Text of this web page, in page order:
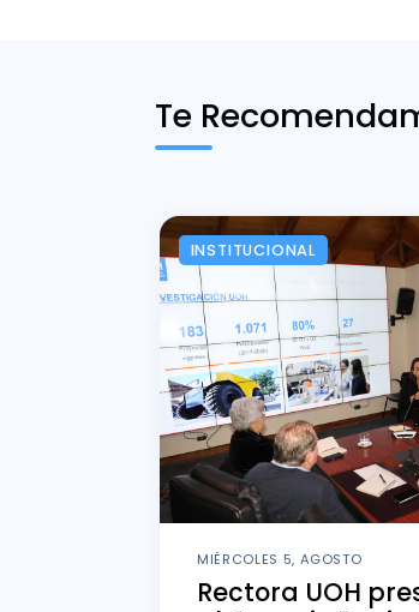
Te
INSTITUCIONAL
MIÉRCOLES 5, AGOSTO
Rectora UOH